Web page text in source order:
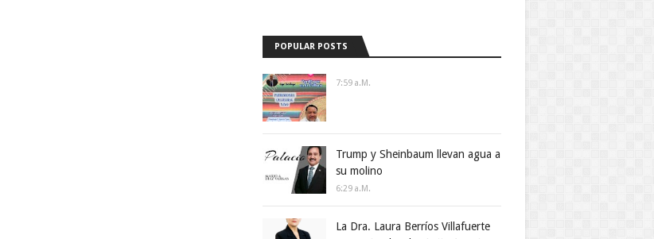
POPULAR POSTS
7:59 A.m.
Trump y Sheinbaum llevan agua a
su molino
6:29 A.m.
La Dra. Laura Berríos Villafuerte